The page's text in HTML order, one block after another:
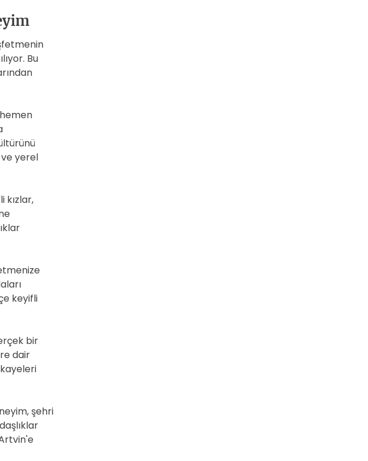
Bu
ve yerel
kızlar,
keyifli
bir
dair
şehri